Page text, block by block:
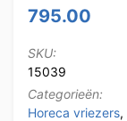
795.00
SKU:
15039
Categorieën:
Horeca vriezers,